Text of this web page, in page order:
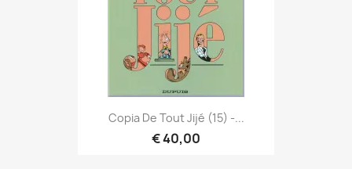
Copia De Tout Jijé (15) -...
€ 40,00